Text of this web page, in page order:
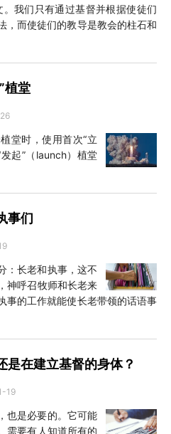
我们只有通过基督并根据使徒们
，而使徒们的教导是教会的柱石和
植堂
堂时，使用首次“立
起”（launch）植堂
事们
：长老和执事，这不
神呼召牧师和长老来
事的工作就能使长老带领的话语事
是在建立基督的身体？
19
也是必要的。它可能
需要有人知道所有的